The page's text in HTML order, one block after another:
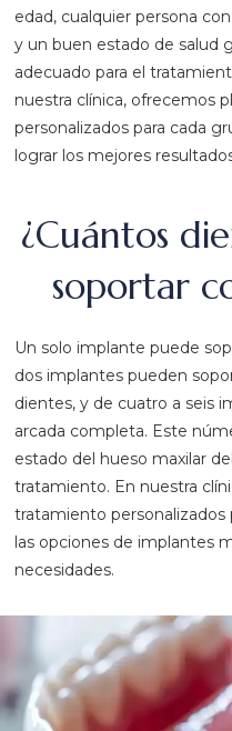
edad, cualquier persona
y un buen estado de salud
adecuado para el
nuestra clínica, ofrecemos
personalizados para cada
lograr los mejores
¿Cuántos
soportar
Un solo implante puede
dos implantes pueden
dientes, y de cuatro a seis
arcada completa. Este
estado del hueso maxilar
tratamiento. En nuestra
tratamiento personalizados
las opciones de implantes
necesidades.